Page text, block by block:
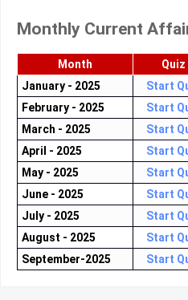
Monthly Current
Month
January - 2025
Start
February - 2025
Start
March - 2025
Start
April - 2025
Start
May - 2025
Start
June - 2025
Start
July - 2025
Start
August - 2025
Start
September-2025
Start